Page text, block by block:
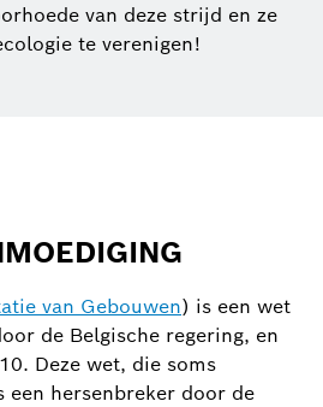
van deze strijd en ze
te verenigen!
van Gebouwen) is een wet
de Belgische regering, en
Deze wet, die soms
een hersenbreker door de